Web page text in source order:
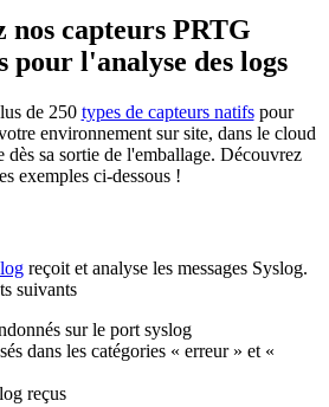
nos capteurs PRTG
pour l'analyse des logs
de 250 types de capteurs natifspour
environnement sur site, dans le cloud
sa sortie de l'emballage. Découvrez
exemples ci-dessous !
reçoit et analyse les messages Syslog.
suivants
sur le port syslog
dans les catégories « erreur » et «
reçus